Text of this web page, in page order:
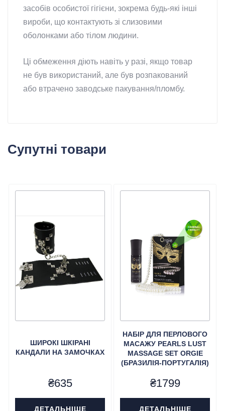
засобів особистої гігієни, зокрема будь-які інші
вироби, що контактують зі слизовими
оболонками або тілом людини.
Ці обмеження діють навіть у разі, якщо товар
не був використаний, але був розпакований
або втрачено заводське пакування/пломбу.
Супутні товари
ШИРОКІ ШКІРАНІ
КАНДАЛИ НА ЗАМОЧКАХ
₴635
ДЕТАЛЬНІШЕ
НАБІР ДЛЯ ПЕРЛОВОГО
МАСАЖУ PEARLS LUST
MASSAGE SET ORGIE
(БРАЗИЛІЯ-ПОРТУГАЛІЯ)
₴1799
ДЕТАЛЬНІШЕ